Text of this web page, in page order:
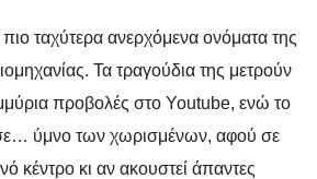
ταχύτερα ανερχόμενα ονόματα της
Τα τραγούδια της μετρούν
προβολές στο Youtube, ενώ το
σε… ύμνο των χωρισμένων, αφού σε
κέντρο κι αν ακουστεί άπαντες